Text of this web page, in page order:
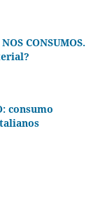
CONSUMOS.
consumo